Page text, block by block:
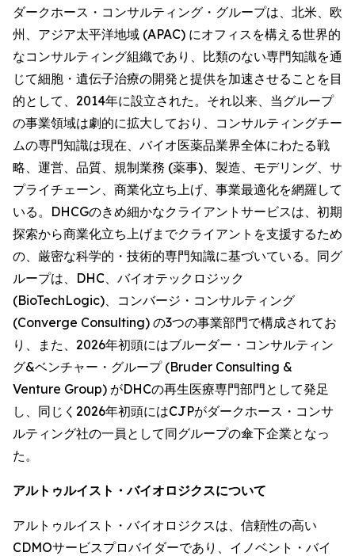
ダークホース・コンサルティング・グループは、北米、欧
州、アジア太平洋地域 (APAC) にオフィスを構える世界的
なコンサルティング組織であり、比類のない専門知識を通
じて細胞・遺伝子治療の開発と提供を加速させることを目
的として、2014年に設立された。それ以来、当グループ
の事業領域は劇的に拡大しており、コンサルティングチー
ムの専門知識は現在、バイオ医薬品業界全体にわたる戦
略、運営、品質、規制業務 (薬事)、製造、モデリング、サ
プライチェーン、商業化立ち上げ、事業最適化を網羅して
いる。DHCGのきめ細かなクライアントサービスは、初期
探索から商業化立ち上げまでクライアントを支援するため
の、厳密な科学的・技術的専門知識に基づいている。同グ
ループは、DHC、バイオテックロジック
(BioTechLogic)、コンバージ・コンサルティング
(Converge Consulting) の3つの事業部門で構成されてお
り、また、2026年初頭にはブルーダー・コンサルティン
グ&ベンチャー・グループ (Bruder Consulting &
Venture Group) がDHCの再生医療専門部門として発足
し、同じく2026年初頭にはCJPがダークホース・コンサ
ルティング社の一員として同グループの傘下企業となっ
た。
アルトゥルイスト・バイオロジクスについて
アルトゥルイスト・バイオロジクスは、信頼性の高い
CDMOサービスプロバイダーであり、イノベント・バイ